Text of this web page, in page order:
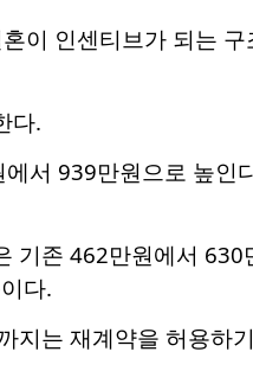
이 인센티브가 되는
다.
서 939만원으로 높인
기존 462만원에서
다.
지는 재계약을 허용하